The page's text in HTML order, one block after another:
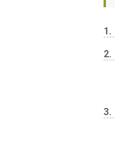
1
2
3